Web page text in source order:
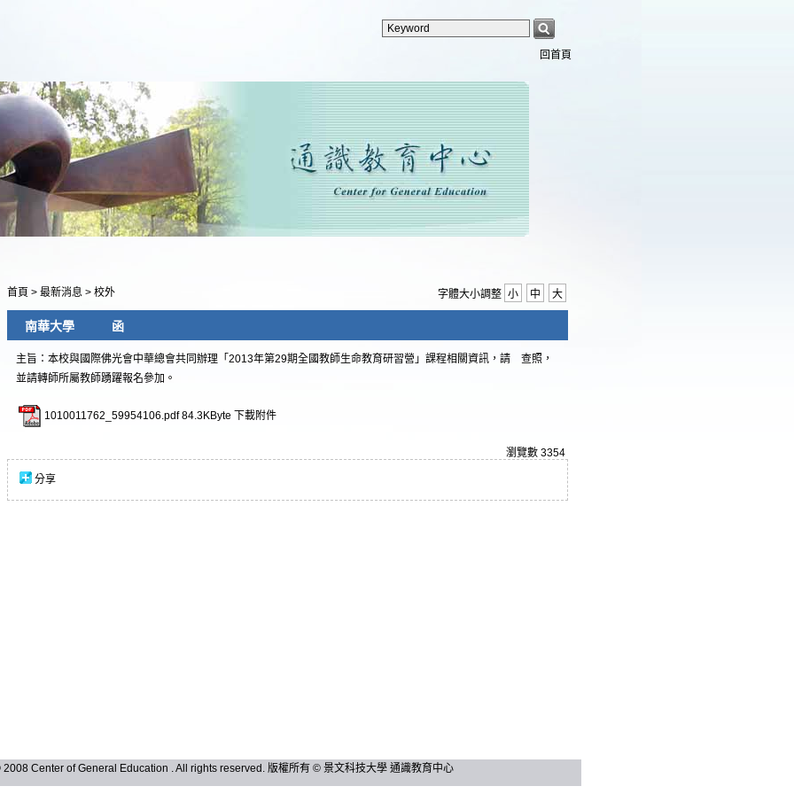
回首頁
首頁 > 最新消息 > 校外 字體大小調整 小 中 大
南華大學 函
主旨：本校與國際佛光會中華總會共同辦理「2013年第29期全國教師生命教育研習營」課程相關資訊，請 查照，
並請轉師所屬教師踴躍報名參加。
1010011762_59954106.pdf 84.3KByte 下載附件
瀏覽數 3354
分享
Center of General Education . All rights reserved. 版權所有 © 景文科技大學 通識教育中心